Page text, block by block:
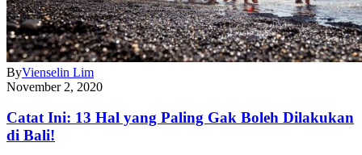
ByVienselin Lim
November 2, 2020
Catat Ini: 13 Hal yang Paling Gak Boleh Dilakukan
di Bali!